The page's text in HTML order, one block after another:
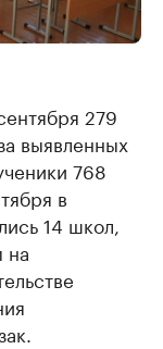
279
выявленных
768
в
14 школ,
на